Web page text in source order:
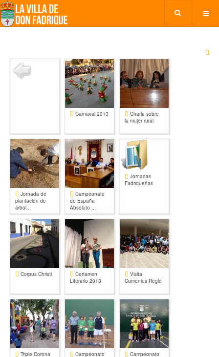
Carnaval 2013
Charla sobre
la mujer rural
Jornada de
plantación de
árbol...
Campeonato
de España
Absoluto ...
Jornadas
Fadriqueñas
Corpus Christi
Certamen
Literario 2013
Visita
Comenius Regio
Triple Corona
Campeonato
Campeonato